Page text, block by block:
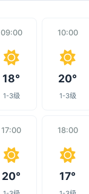
09:00
18°
1-3级
10:00
20°
1-3级
17:00
20°
18:00
17°